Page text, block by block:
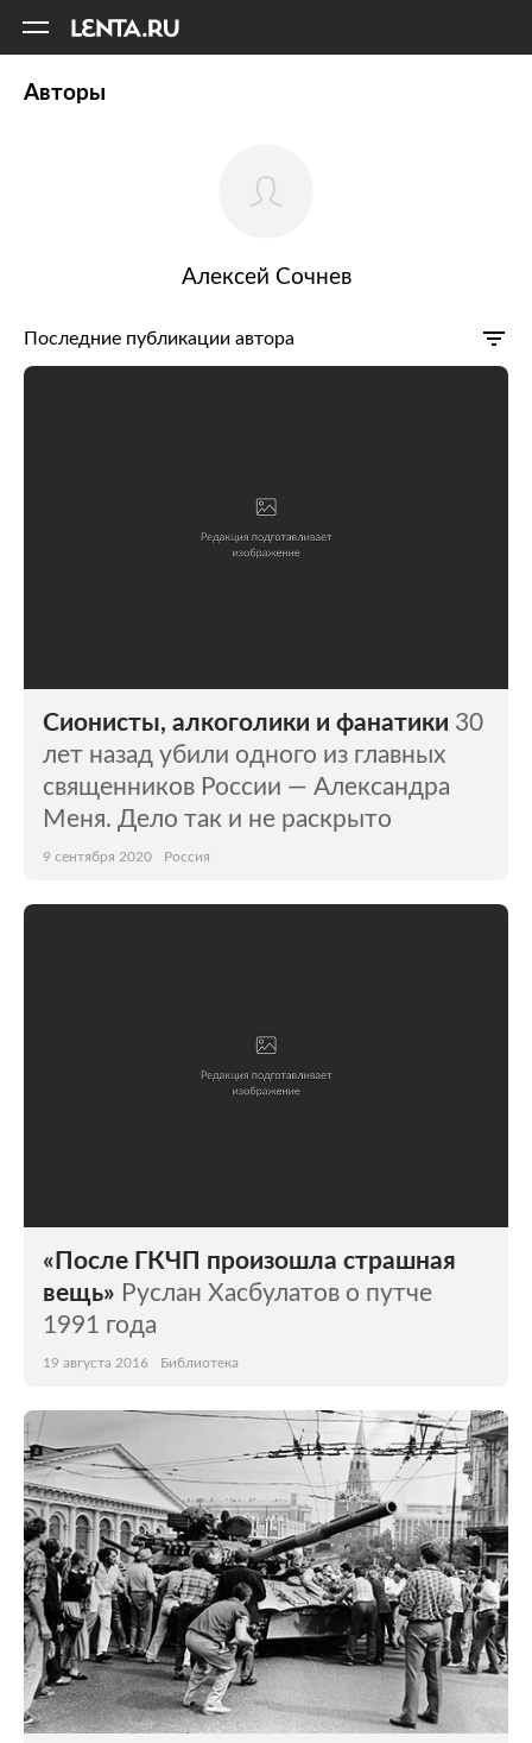
Авторы
Алексей Сочнев
Последние публикации автора
Сионисты, алкоголики и фанатики 30
лет назад убили одного из главных
священников России — Александра
Меня. Дело так и не раскрыто
9 сентября 2020 Россия
«После ГКЧП произошла страшная
вещь» Руслан Хасбулатов о путче
1991 года
19 августа 2016 Библиотека